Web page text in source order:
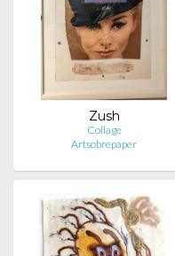
Zush
Collage
Artsobrepaper